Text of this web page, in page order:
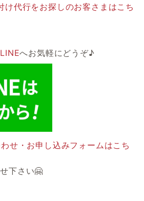
け代行をお探しのお客さまはこち
へお気軽にどうぞ♪
せ・お申し込みフォームはこち
下さい🤗